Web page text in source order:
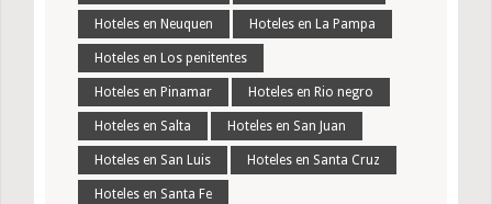
Hoteles en Neuquen Hoteles en La Pampa
Hoteles en Los penitentes
Hoteles en Pinamar Hoteles en Rio negro
Hoteles en Salta Hoteles en San Juan
Hoteles en San Luis Hoteles en Santa Cruz
Hoteles en Santa Fe